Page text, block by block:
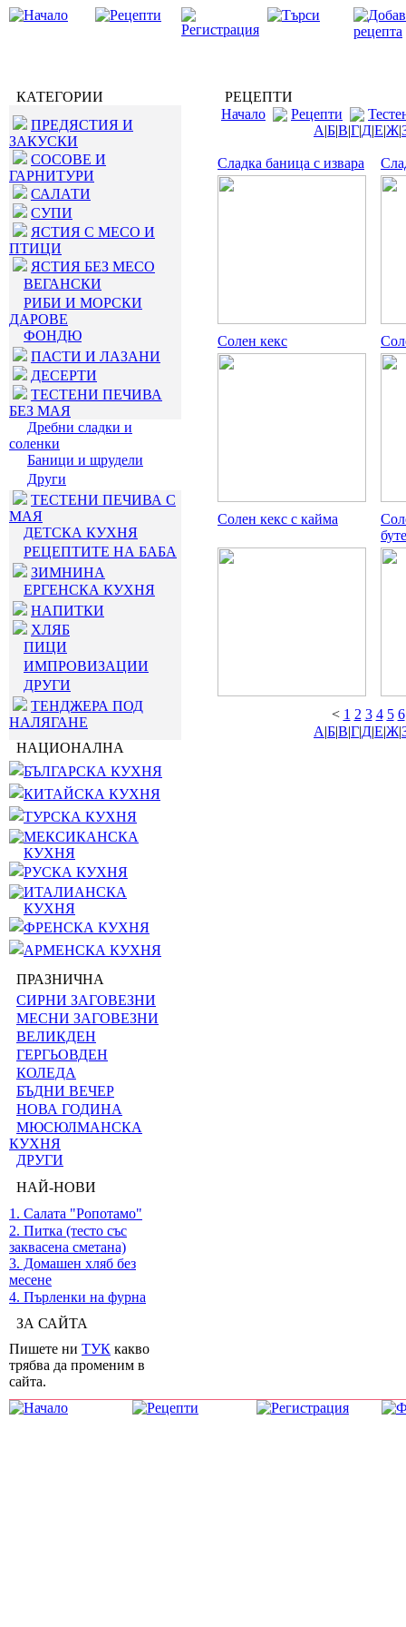
КАТЕГОРИИ
ПРЕДЯСТИЯ И
ЗАКУСКИ
СОСОВЕ И
ГАРНИТУРИ
САЛАТИ
СУПИ
ЯСТИЯ С МЕСО И
ПТИЦИ
ЯСТИЯ БЕЗ МЕСО
ВЕГАНСКИ
РИБИ И МОРСКИ
ДАРОВЕ
ФОНДЮ
ПАСТИ И ЛАЗАНИ
ДЕСЕРТИ
ТЕСТЕНИ ПЕЧИВА
БЕЗ МАЯ
Дребни сладки и
соленки
Баници и щрудели
Други
ТЕСТЕНИ ПЕЧИВА С
МАЯ
ДЕТСКА КУХНЯ
РЕЦЕПТИТЕ НА БАБА
ЗИМНИНА
ЕРГЕНСКА КУХНЯ
НАПИТКИ
ХЛЯБ
ПИЦИ
ИМПРОВИЗАЦИИ
ДРУГИ
ТЕНДЖЕРА ПОД
НАЛЯГАНЕ
НАЦИОНАЛНА
БЪЛГАРСКА КУХНЯ
КИТАЙСКА КУХНЯ
ТУРСКА КУХНЯ
МЕКСИКАНСКА
КУХНЯ
РУСКА КУХНЯ
ИТАЛИАНСКА
КУХНЯ
ФРЕНСКА КУХНЯ
АРМЕНСКА КУХНЯ
ПРАЗНИЧНА
СИРНИ ЗАГОВЕЗНИ
МЕСНИ ЗАГОВЕЗНИ
ВЕЛИКДЕН
ГЕРГЬОВДЕН
КОЛЕДА
БЪДНИ ВЕЧЕР
НОВА ГОДИНА
МЮСЮЛМАНСКА
КУХНЯ
ДРУГИ
НАЙ-НОВИ
1. Салата "Ропотамо"
2. Питка (тесто със
заквасена сметана)
3. Домашен хляб без
месене
4. Пърленки на фурна
ЗА САЙТА
Пишете ни ТУК какво
трябва да променим в
сайта.
РЕЦЕПТИ
Начало
Рецепти
А|Б|В|Г|Д|Е|Ж|
Сладка баница с извара
Солен кекс
Солен кекс с кайма
< 1 2 3 4 5 6
А|Б|В|Г|Д|Е|Ж|